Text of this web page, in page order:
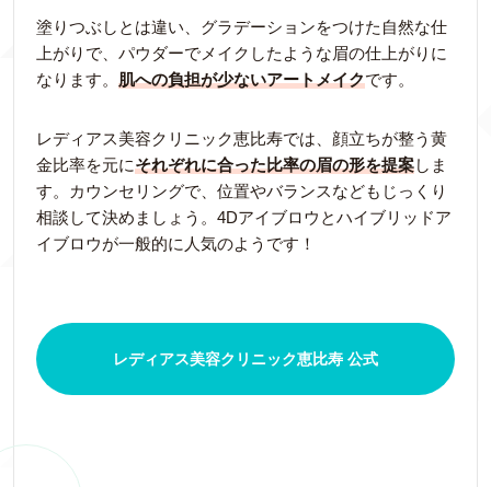
塗りつぶしとは違い、グラデーションをつけた自然な仕
上がりで、パウダーでメイクしたような眉の仕上がりに
なります。 肌への負担が少ないアートメイクです。
レディアス美容クリニック恵比寿では、顔立ちが整う黄
金比率を元にそれぞれに合った比率の眉の形を提案しま
す。カウンセリングで、位置やバランスなどもじっくり
相談して決めましょう。4Dアイブロウとハイブリッドア
イブロウが一般的に人気のようです！
レディアス美容クリニック恵比寿 公式